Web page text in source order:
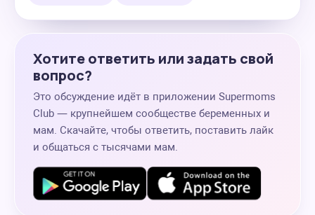
Хотите ответить или задать свой
вопрос?
Это обсуждение идёт в приложении Supermoms
Club — крупнейшем сообществе беременных и
мам. Скачайте, чтобы ответить, поставить лайк
и общаться с тысячами мам.